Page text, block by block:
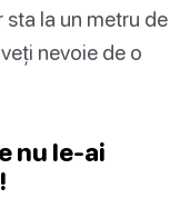
la un metru de
nevoie de o
nu le-ai